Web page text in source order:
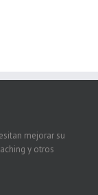
mejorar su
y otros